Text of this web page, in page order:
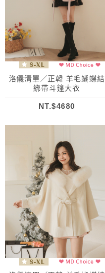
洛儀清單／正韓 羊毛蝴蝶結
綁帶斗篷大衣
NT.$4680